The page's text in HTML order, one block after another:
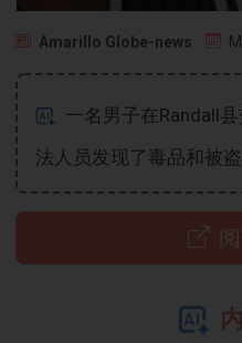
Amarillo Globe-news
一名男子在Randall
法人员发现了毒品和被盗